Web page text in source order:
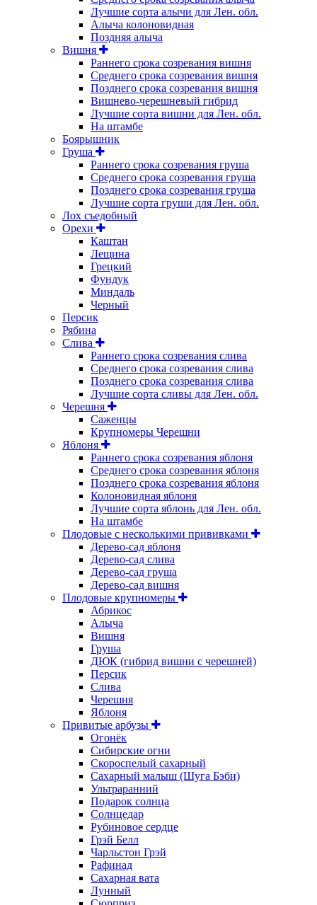
Лучшие сорта алычи для Лен. обл.
Алыча колоновидная
Поздняя алыча
Вишня
Раннего срока созревания вишня
Среднего срока созревания вишня
Позднего срока созревания вишня
Вишнево-черешневый гибрид
Лучшие сорта вишни для Лен. обл.
На штамбе
Боярышник
Груша
Раннего срока созревания груша
Среднего срока созревания груша
Позднего срока созревания груша
Лучшие сорта груши для Лен. обл.
Лох съедобный
Орехи
Каштан
Лещина
Грецкий
Фундук
Миндаль
Черный
Персик
Рябина
Слива
Раннего срока созревания слива
Среднего срока созревания слива
Позднего срока созревания слива
Лучшие сорта сливы для Лен. обл.
Черешня
Саженцы
Крупномеры Черешни
Яблоня
Раннего срока созревания яблоня
Среднего срока созревания яблоня
Позднего срока созревания яблоня
Колоновидная яблоня
Лучшие сорта яблонь для Лен. обл.
На штамбе
Плодовые с несколькими прививками
Дерево-сад яблоня
Дерево-сад слива
Дерево-сад груша
Дерево-сад вишня
Плодовые крупномеры
Абрикос
Алыча
Вишня
Груша
ДЮК (гибрид вишни с черешней)
Персик
Слива
Черешня
Яблоня
Привитые арбузы
Огонёк
Сибирские огни
Скороспелый сахарный
Сахарный малыш (Шуга Бэби)
Ультраранний
Подарок солнца
Солнцедар
Рубиновое сердце
Грэй Белл
Чарльстон Грэй
Рафинад
Сахарная вата
Лунный